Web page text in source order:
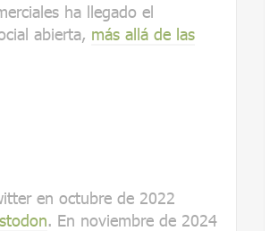
ha llegado el
abierta, más allá de las
en octubre de 2022
. En noviembre de 2024